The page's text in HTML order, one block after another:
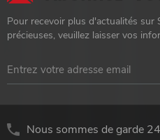
Pour recevoir plus d'actualités
précieuses, veuillez laisser vos
Nous sommes de garde